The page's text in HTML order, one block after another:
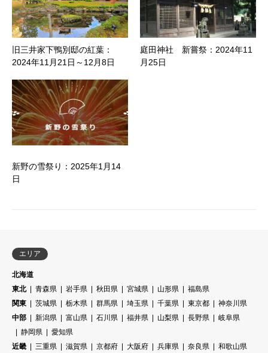
旧三井家下鴨別邸の紅葉：
2024年11月21日～12月8日
庭田神社 新嘗祭：2024年11
月25日
新野の雪祭り：2025年1月14
日
エリア
北海道
東北
青森県 岩手県 秋田県 宮城県 山形県
福島県
関東
茨城県 栃木県 群馬県 埼玉県 千葉県 東京都
神奈川県
中部
新潟県 富山県 石川県 福井県 山梨県 長野県
岐阜県
静岡県
愛知県
近畿
三重県 滋賀県 京都府 大阪府 兵庫県 奈良県
和歌山県